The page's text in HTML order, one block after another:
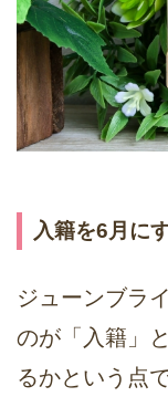
入籍を6月に
ジューンブラ
のが「入籍」
るかという点で